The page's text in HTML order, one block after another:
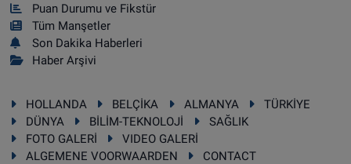
Puan Durumu ve Fikstür
Tüm Manşetler
Son Dakika Haberleri
Haber Arşivi
HOLLANDA BELÇİKA ALMANYA
TÜRKİYE
DÜNYA
BİLİM-TEKNOLOJİ
SAĞLIK
FOTO GALERİ
VIDEO GALERİ
ALGEMENE VOORWAARDEN
CONTACT